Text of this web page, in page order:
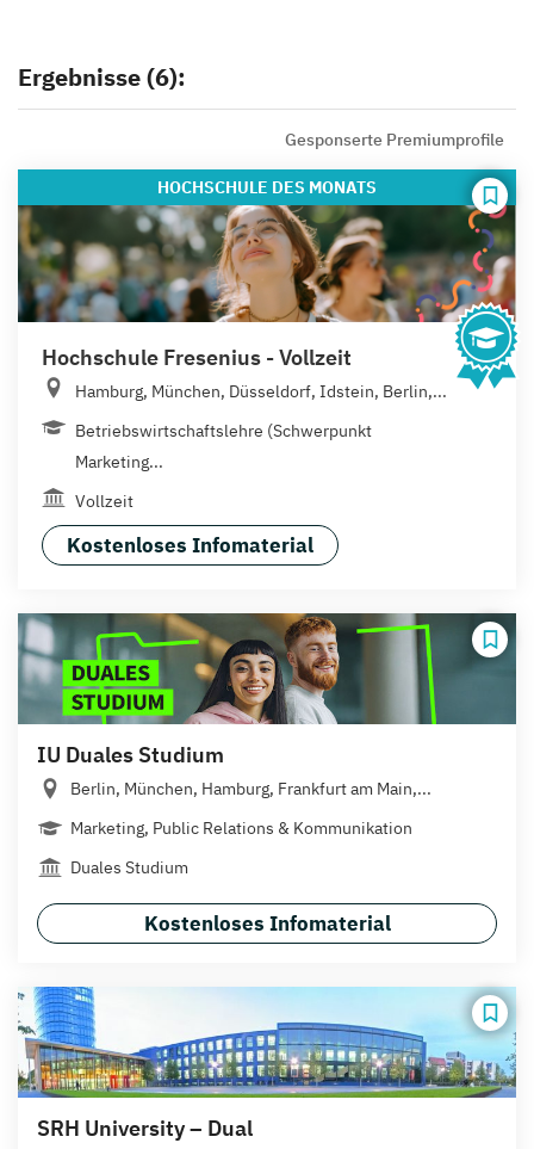
Ergebnisse (6):
Gesponserte Premiumprofile
HOCHSCHULE DES MONATS
Hochschule Fresenius - Vollzeit
Hamburg, München, Düsseldorf, Idstein, Berlin,...
Betriebswirtschaftslehre (Schwerpunkt
Marketing...
Vollzeit
Kostenloses Infomaterial
IU Duales Studium
Berlin, München, Hamburg, Frankfurt am Main,...
Marketing, Public Relations & Kommunikation
Duales Studium
Kostenloses Infomaterial
SRH University – Dual